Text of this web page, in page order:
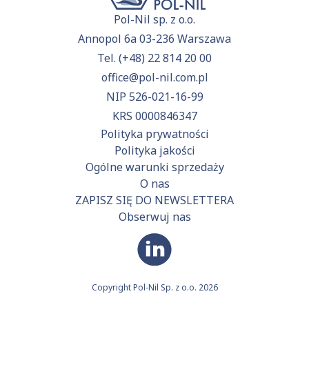
Pol-Nil sp. z o.o.
Annopol 6a 03-236 Warszawa
Tel. (+48) 22 814 20 00
office@pol-nil.com.pl
NIP 526-021-16-99
KRS 0000846347
Polityka prywatności
Polityka jakości
Ogólne warunki sprzedaży
O nas
ZAPISZ SIĘ DO NEWSLETTERA
Obserwuj nas
Copyright Pol-Nil Sp. z o.o. 2026